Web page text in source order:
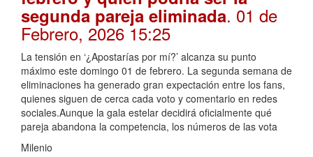
segunda pareja eliminada. 01 de
Febrero, 2026 15:25
La tensión en ‘¿Apostarías por mí?’ alcanza su punto
máximo este domingo 01 de febrero. La segunda semana de
eliminaciones ha generado gran expectación entre los fans,
quienes siguen de cerca cada voto y comentario en redes
sociales.Aunque la gala estelar decidirá oficialmente qué
pareja abandona la competencia, los números de las vota
Milenio